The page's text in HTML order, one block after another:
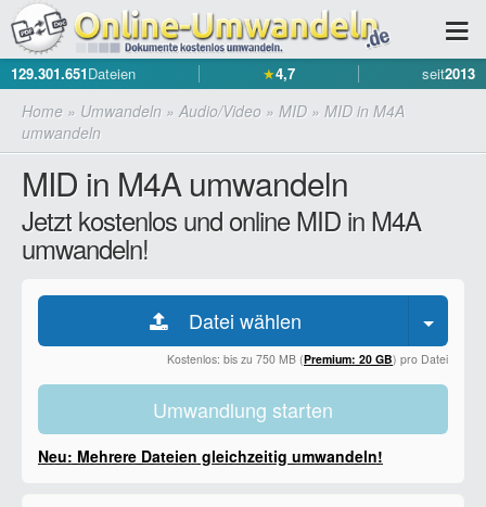
129.301.651Dateien ★4,7 seit2013
Home » Umwandeln » Audio/Video » MID » MID in M4A
umwandeln
MID in M4A umwandeln
Jetzt kostenlos und online MID in M4A
umwandeln!
Datei wählen
Kostenlos: bis zu 750 MB (Premium: 20 GB) pro Datei
Umwandlung starten
Neu: Mehrere Dateien gleichzeitig umwandeln!